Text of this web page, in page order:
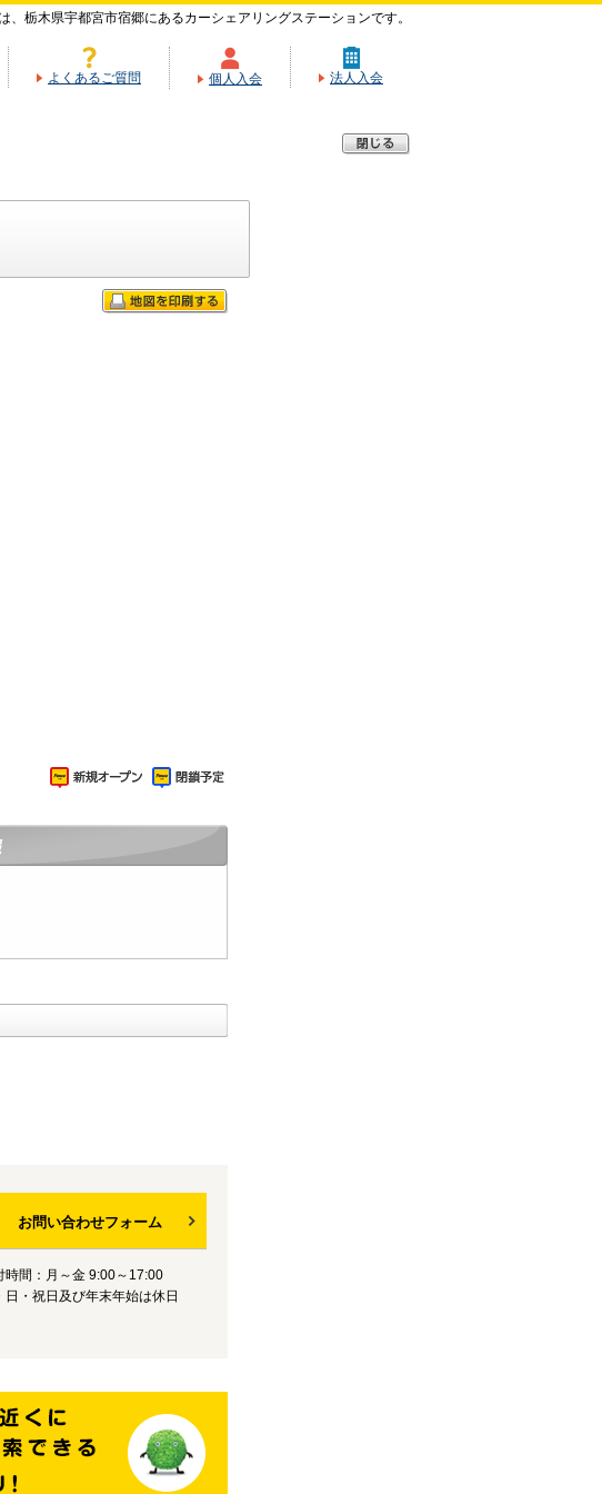
、栃木県宇都宮市宿郷にあるカーシェアリングステーションです。
よくあるご質問 個人入会 法人入会
お問い合わせフォーム
時間：月～金 9:00～17:00
日・祝日及び年末年始は休日